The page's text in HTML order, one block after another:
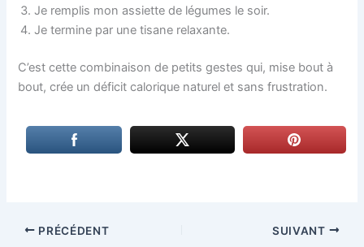
Je remplis mon assiette de légumes le soir.
Je termine par une tisane relaxante.
C’est cette combinaison de petits gestes qui, mise bout à
bout, crée un déficit calorique naturel et sans frustration.
PRÉCÉDENT SUIVANT